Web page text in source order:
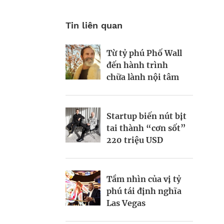
Tin liên quan
Từ tỷ phú Phố Wall
đến hành trình
chữa lành nội tâm
Startup biến nút bịt
tai thành “cơn sốt”
220 triệu USD
Tầm nhìn của vị tỷ
phú tái định nghĩa
Las Vegas
Canh bạc của tỷ phú
Enki Tan vào kỷ
nguyên xe điện
Chiếc vòng cổ 150
USD và cuộc cách
mạng chăn nuôi của
Nyrika Holkar và
tham vọng làm mới
Bí quyết thành công
của Thomas
Crowley Jr giữa lúc
Gặp gỡ vị tỷ phú
Khi ông lớn vận tải